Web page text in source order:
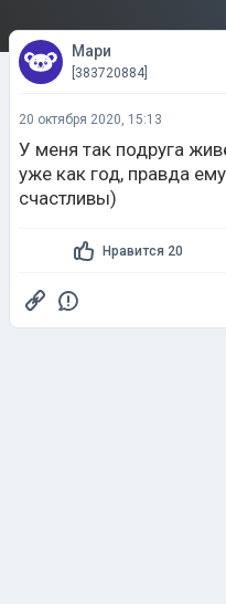
Мари
[383720884]
20 октября 2020, 15:13
У меня так подруга
уже как год, правда
счастливы)
Нравится 20